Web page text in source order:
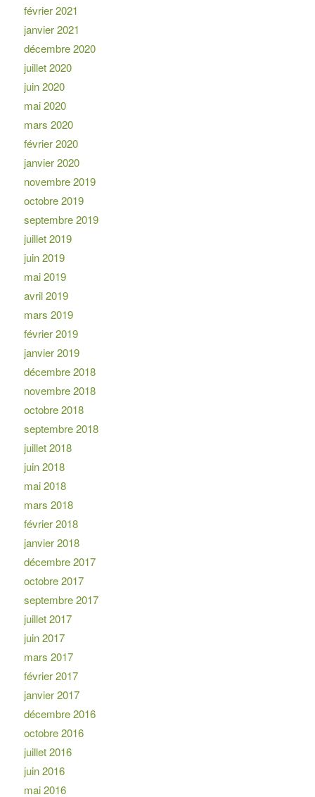
février 2021
janvier 2021
décembre 2020
juillet 2020
juin 2020
mai 2020
mars 2020
février 2020
janvier 2020
novembre 2019
octobre 2019
septembre 2019
juillet 2019
juin 2019
mai 2019
avril 2019
mars 2019
février 2019
janvier 2019
décembre 2018
novembre 2018
octobre 2018
septembre 2018
juillet 2018
juin 2018
mai 2018
mars 2018
février 2018
janvier 2018
décembre 2017
octobre 2017
septembre 2017
juillet 2017
juin 2017
mars 2017
février 2017
janvier 2017
décembre 2016
octobre 2016
juillet 2016
juin 2016
mai 2016